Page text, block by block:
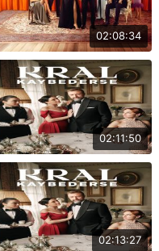
02:08:34
02:11:50
02:13:27